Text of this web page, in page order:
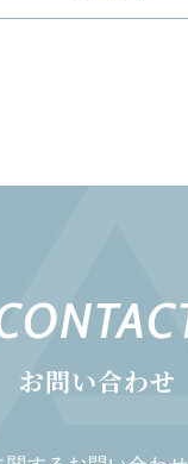
お問い合わせ